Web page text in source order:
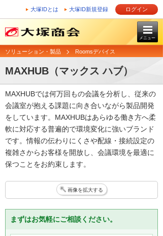
大塚IDとは 大塚ID新規登録 ログイン
メニュー
ソリューション・製品 Roomsデバイス
MAXHUB（マックス ハブ）
MAXHUBでは何万回もの会議を分析し、従来の
会議室が抱える課題に向き合いながら製品開発
をしています。MAXHUBはあらゆる働き方へ柔
軟に対応する普遍的で環境変化に強いブランド
です。情報の伝わりにくさや配線・接続設定の
複雑さからお客様を開放し、会議環境を最適に
保つことをお約束します。
画像を拡大する
まずはお気軽にご相談ください。